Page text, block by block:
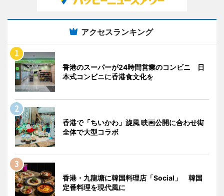
アクセスランキング
香港のスーパーが24時間営業のコンビニ 日
本式コンビニに香港食文化を
香港で「ちいかわ」旋風 映画公開に合わせ街
全体で大型コラボ
香港・九龍塘に韓国料理店「Social」 韓国
定番料理を現代風に